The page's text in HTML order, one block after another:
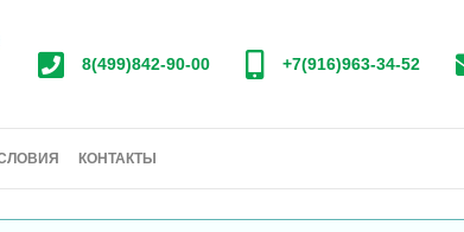
8(499)842-90-00 +7(916)963-34-52
КОНТАКТЫ